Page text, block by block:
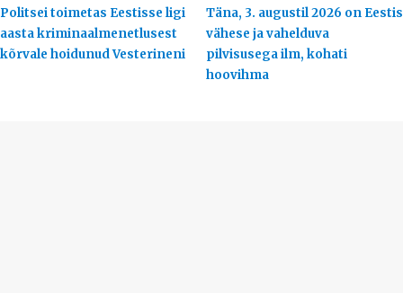
Politsei toimetas Eestisse ligi
aasta kriminaalmenetlusest
kõrvale hoidunud Vesterineni
Täna, 3. augustil 2026 on Eestis
vähese ja vahelduva
pilvisusega ilm, kohati
hoovihma